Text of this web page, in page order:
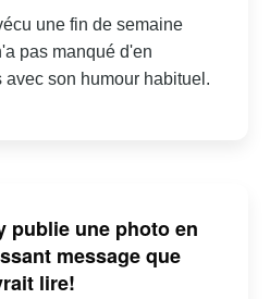
une fin de semaine
pas manqué d'en
avec son humour habituel.
publie une photo en
message que
lire!